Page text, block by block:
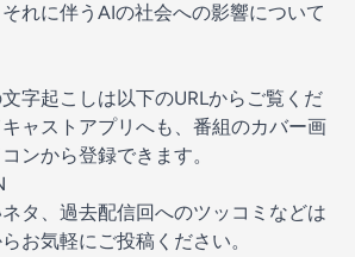
れに伴うAIの社会への影響について
字起こしは以下のURLからご覧くだ
ャストアプリへも、番組のカバー画
ンから登録できます。
タ、過去配信回へのツッコミなどは
お気軽にご投稿ください。